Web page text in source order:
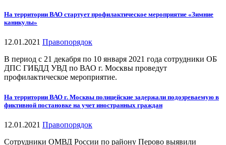
На территории ВАО стартует профилактическое мероприятие «Зимние
каникулы»
12.01.2021 Правопорядок
В период с 21 декабря по 10 января 2021 года сотрудники ОБ
ДПС ГИБДД УВД по ВАО г. Москвы проведут
профилактическое мероприятие.
На территории ВАО г. Москвы полицейские задержали подозреваемую в
фиктивной постановке на учет иностранных граждан
12.01.2021 Правопорядок
Сотрудники ОМВД России по району Перово выявили